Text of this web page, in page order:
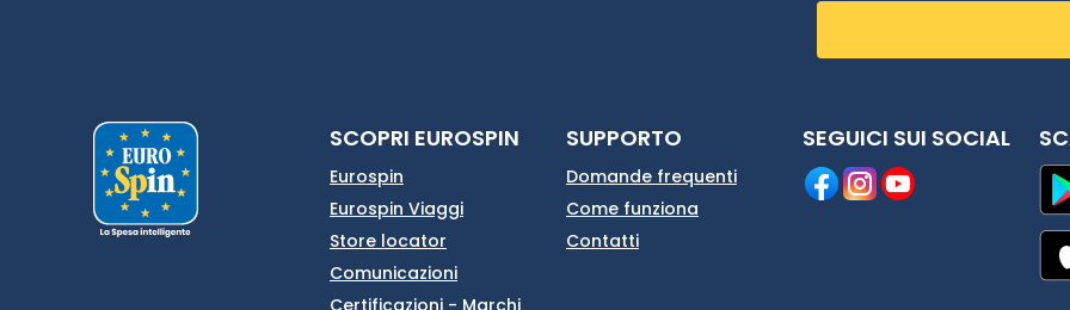
SCOPRI EUROSPIN
Eurospin
Eurospin Viaggi
Store locator
Comunicazioni
Certificazioni - Marchi
SUPPORTO
Domande frequenti
Come funziona
Contatti
SEGUICI SUI SOCIAL